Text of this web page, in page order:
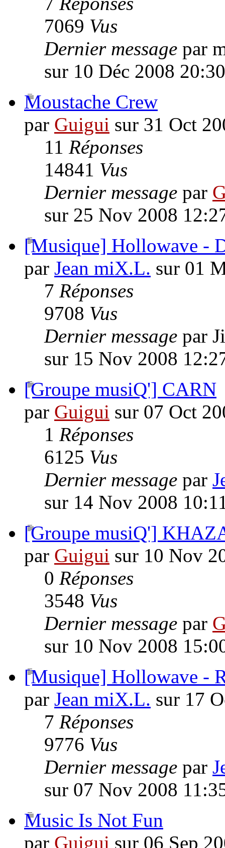
7069 Vus
Dernier message par
sur 10 Déc 2008 20:30
Moustache Crew
par Guigui sur 31 Oct
11 Réponses
14841 Vus
Dernier message par
sur 25 Nov 2008
[Musique] Hollowave -
par Jean miX.L. sur 01
7 Réponses
9708 Vus
Dernier message par
sur 15 Nov 2008
[Groupe musiQ'] CARN
par Guigui sur 07 Oct
1 Réponses
6125 Vus
Dernier message par
sur 14 Nov 2008
[Groupe musiQ']
par Guigui sur 10 Nov
0 Réponses
3548 Vus
Dernier message par
sur 10 Nov 2008
[Musique] Hollowave -
par Jean miX.L. sur 17
7 Réponses
9776 Vus
Dernier message par
sur 07 Nov 2008
Music Is Not Fun
par Guigui sur 06 Sep